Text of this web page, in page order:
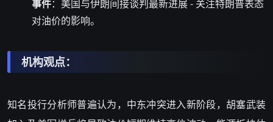
事件：美国与伊朗间接谈判最新进展 - 关注特朗普表态
对油价的影响。
机构观点：
知名投行分析师普遍认为，中东冲突进入新阶段，胡塞武装